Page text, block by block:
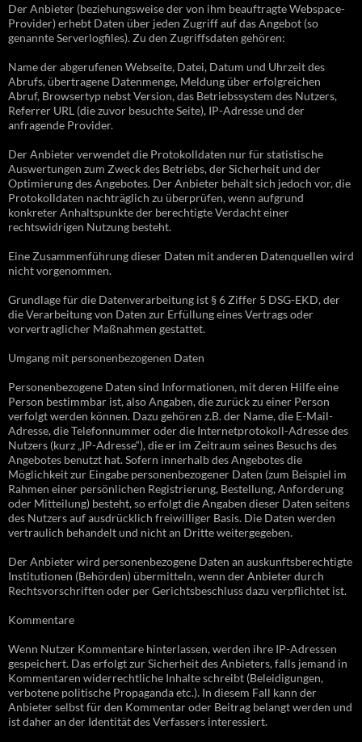
Der Anbieter (beziehungsweise der von ihm beauftragte Webspace-
Provider) erhebt Daten über jeden Zugriff auf das Angebot (so
genannte Serverlogfiles). Zu den Zugriffsdaten gehören:
Name der abgerufenen Webseite, Datei, Datum und Uhrzeit des
Abrufs, übertragene Datenmenge, Meldung über erfolgreichen
Abruf, Browsertyp nebst Version, das Betriebssystem des Nutzers,
Referrer URL (die zuvor besuchte Seite), IP-Adresse und der
anfragende Provider.
Der Anbieter verwendet die Protokolldaten nur für statistische
Auswertungen zum Zweck des Betriebs, der Sicherheit und der
Optimierung des Angebotes. Der Anbieter behält sich jedoch vor, die
Protokolldaten nachträglich zu überprüfen, wenn aufgrund
konkreter Anhaltspunkte der berechtigte Verdacht einer
rechtswidrigen Nutzung besteht.
Eine Zusammenführung dieser Daten mit anderen Datenquellen wird
nicht vorgenommen.
Grundlage für die Datenverarbeitung ist § 6 Ziffer 5 DSG-EKD, der
die Verarbeitung von Daten zur Erfüllung eines Vertrags oder
vorvertraglicher Maßnahmen gestattet.
Umgang mit personenbezogenen Daten
Personenbezogene Daten sind Informationen, mit deren Hilfe eine
Person bestimmbar ist, also Angaben, die zurück zu einer Person
verfolgt werden können. Dazu gehören z.B. der Name, die E-Mail-
Adresse, die Telefonnummer oder die Internetprotokoll-Adresse des
Nutzers (kurz „IP-Adresse“), die er im Zeitraum seines Besuchs des
Angebotes benutzt hat. Sofern innerhalb des Angebotes die
Möglichkeit zur Eingabe personenbezogener Daten (zum Beispiel im
Rahmen einer persönlichen Registrierung, Bestellung, Anforderung
oder Mitteilung) besteht, so erfolgt die Angaben dieser Daten seitens
des Nutzers auf ausdrücklich freiwilliger Basis. Die Daten werden
vertraulich behandelt und nicht an Dritte weitergegeben.
Der Anbieter wird personenbezogene Daten an auskunftsberechtigte
Institutionen (Behörden) übermitteln, wenn der Anbieter durch
Rechtsvorschriften oder per Gerichtsbeschluss dazu verpflichtet ist.
Kommentare
Wenn Nutzer Kommentare hinterlassen, werden ihre IP-Adressen
gespeichert. Das erfolgt zur Sicherheit des Anbieters, falls jemand in
Kommentaren widerrechtliche Inhalte schreibt (Beleidigungen,
verbotene politische Propaganda etc.). In diesem Fall kann der
Anbieter selbst für den Kommentar oder Beitrag belangt werden und
ist daher an der Identität des Verfassers interessiert.